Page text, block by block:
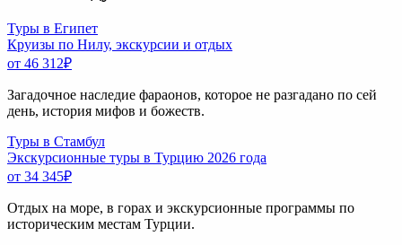
Туры в Египет
Круизы по Нилу, экскурсии и отдых
от 46 312₽
Загадочное наследие фараонов, которое не разгадано по сей
день, история мифов и божеств.
Туры в Стамбул
Экскурсионные туры в Турцию 2026 года
от 34 345₽
Отдых на море, в горах и экскурсионные программы по
историческим местам Турции.